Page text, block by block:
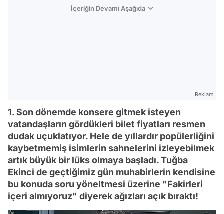
İçeriğin Devamı Aşağıda
Reklam
1. Son dönemde konsere gitmek isteyen
vatandaşların gördükleri bilet fiyatları resmen
dudak uçuklatıyor. Hele de yıllardır popülerliğini
kaybetmemiş isimlerin sahnelerini izleyebilmek
artık büyük bir lüks olmaya başladı. Tuğba
Ekinci de geçtiğimiz gün muhabirlerin kendisine
bu konuda soru yöneltmesi üzerine "Fakirleri
içeri almıyoruz" diyerek ağızları açık bıraktı!